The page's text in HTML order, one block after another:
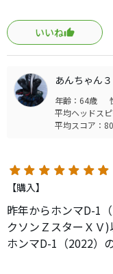
だけで、実際には
す。
アプローチでスピン
あります。十分です
この価格帯で飛距離
ているのはこのボ
いいね
あんちゃん
年齢：64歳
平均ヘッドス
平均スコア：
【購入】
昨年からホンマD-1
クソンＺスターＸＶ
ホンマD-1（2022）
コースの月例、研